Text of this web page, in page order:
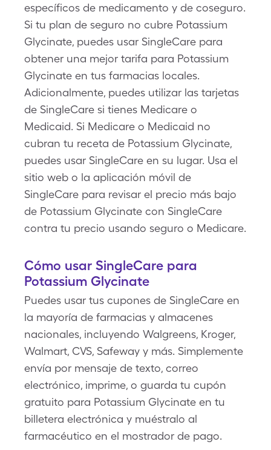
específicos de medicamento y de coseguro.
Si tu plan de seguro no cubre Potassium
Glycinate, puedes usar SingleCare para
obtener una mejor tarifa para Potassium
Glycinate en tus farmacias locales.
Adicionalmente, puedes utilizar las tarjetas
de SingleCare si tienes Medicare o
Medicaid. Si Medicare o Medicaid no
cubran tu receta de Potassium Glycinate,
puedes usar SingleCare en su lugar. Usa el
sitio web o la aplicación móvil de
SingleCare para revisar el precio más bajo
de Potassium Glycinate con SingleCare
contra tu precio usando seguro o Medicare.
Cómo usar SingleCare para
Potassium Glycinate
Puedes usar tus cupones de SingleCare en
la mayoría de farmacias y almacenes
nacionales, incluyendo Walgreens, Kroger,
Walmart, CVS, Safeway y más. Simplemente
envía por mensaje de texto, correo
electrónico, imprime, o guarda tu cupón
gratuito para Potassium Glycinate en tu
billetera electrónica y muéstralo al
farmacéutico en el mostrador de pago.